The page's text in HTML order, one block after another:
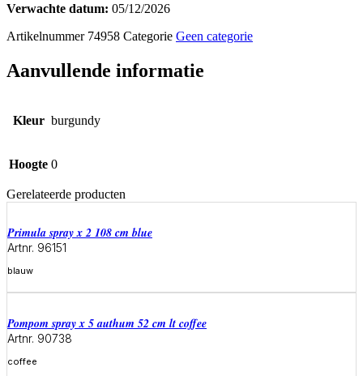
Verwachte datum: 05/12/2026
Artikelnummer 74958 Categorie Geen categorie
Aanvullende informatie
Kleur burgundy
Hoogte 0
Gerelateerde producten
primula spray x 2 108 cm blue
Artnr. 96151
blauw
pompom spray x 5 authum 52 cm lt coffee
Artnr. 90738
coffee